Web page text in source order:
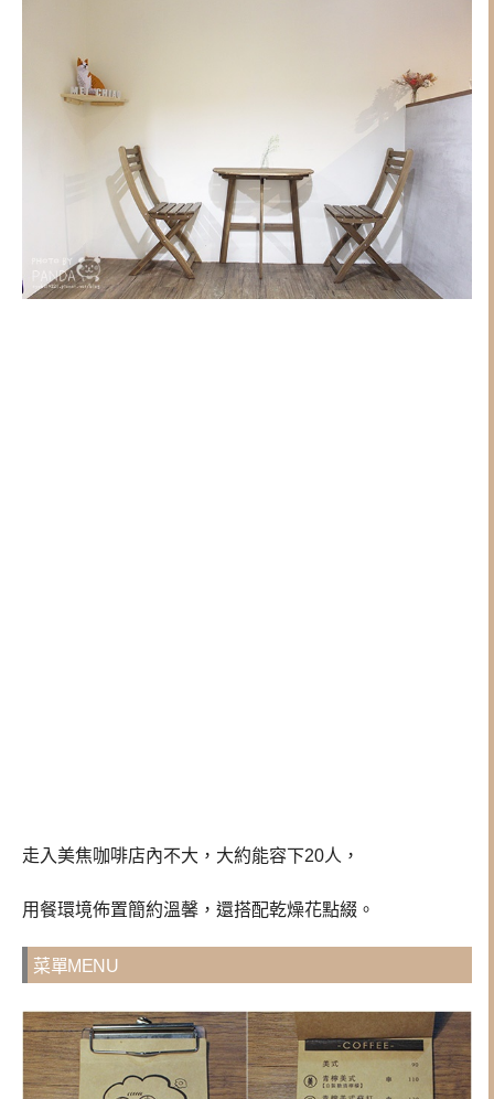
走入美焦咖啡店內不大，大約能容下20人，
用餐環境佈置簡約溫馨，還搭配乾燥花點綴。
菜單MENU